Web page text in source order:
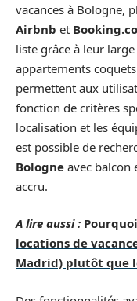
vacances à Bologne,
Airbnb et
liste grâce à leur
appartements
permettent aux
fonction de critères
localisation et les
est possible de
Bologne avec balcon
accru.
A lire aussi :
locations de
Madrid) plutôt que